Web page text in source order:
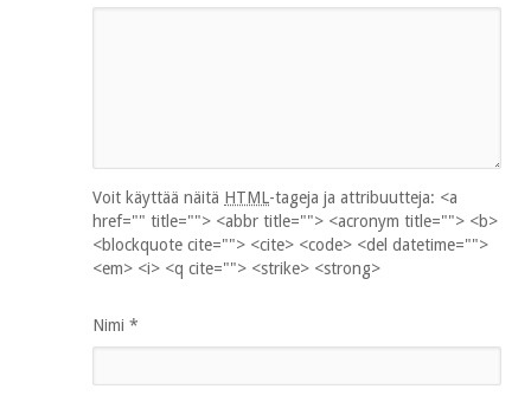
Voit käyttää näitä HTML-tageja ja attribuutteja: <a
href="" title=""> <abbr title=""> <acronym title=""> <b>
<blockquote cite=""> <cite> <code> <del datetime="">
<em> <i> <q cite=""> <strike> <strong>
Nimi *